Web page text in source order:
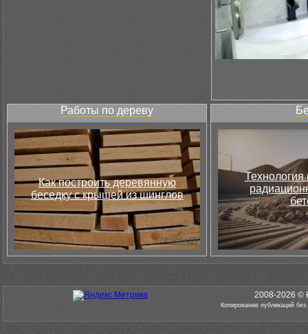
Работы по дереву
Как построить деревянную
беседку с крышей из шинглов
Технология
2008-2026 ©
Копирование публикаций